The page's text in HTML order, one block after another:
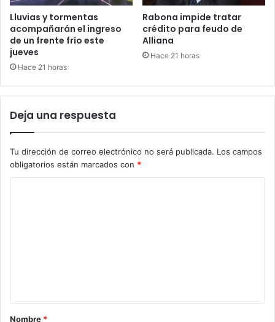
Lluvias y tormentas
acompañarán el ingreso
de un frente frío este
jueves
Hace 21 horas
Rabona impide tratar
crédito para feudo de
Alliana
Hace 21 horas
Deja una respuesta
Tu dirección de correo electrónico no será publicada. Los campos
obligatorios están marcados con *
r
Nombre *